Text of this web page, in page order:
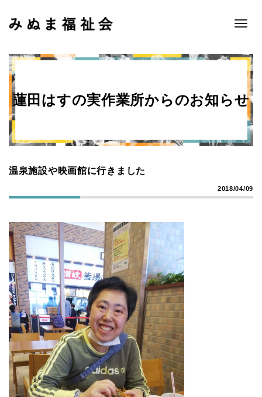
Toggle
蓮田はすの実作業所からのお知らせ
温泉施設や映画館に行きました
2018/04/09